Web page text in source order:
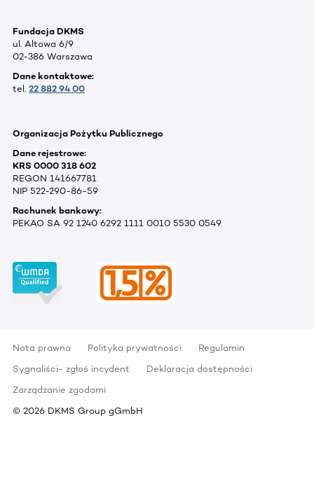
Fundacja DKMS
ul. Altowa 6/9
02-386 Warszawa
Dane kontaktowe:
tel. 22 882 94 00
Organizacja Pożytku Publicznego
Dane rejestrowe:
KRS 0000 318 602
REGON 141667781
NIP 522-290-86-59
Rachunek bankowy:
PEKAO SA 92 1240 6292 1111 0010 5530 0549
Nota prawna Polityka prywatności
Regulamin
Sygnaliści- zgłoś incydent
Deklaracja dostępności
Zarządzanie zgodami
© 2026 DKMS Group gGmbH